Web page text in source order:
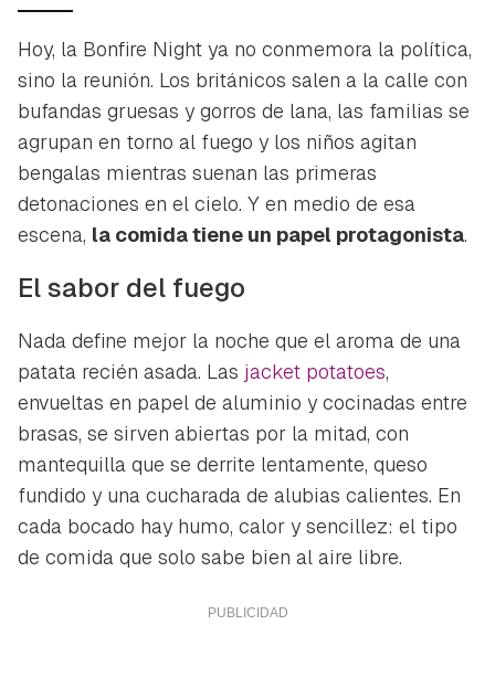
Hoy, la Bonfire Night ya no conmemora la política,
sino la reunión. Los británicos salen a la calle con
bufandas gruesas y gorros de lana, las familias se
agrupan en torno al fuego y los niños agitan
bengalas mientras suenan las primeras
detonaciones en el cielo. Y en medio de esa
escena, la comida tiene un papel protagonista.
El sabor del fuego
Nada define mejor la noche que el aroma de una
patata recién asada. Las jacket potatoes,
envueltas en papel de aluminio y cocinadas entre
brasas, se sirven abiertas por la mitad, con
mantequilla que se derrite lentamente, queso
fundido y una cucharada de alubias calientes. En
cada bocado hay humo, calor y sencillez: el tipo
de comida que solo sabe bien al aire libre.